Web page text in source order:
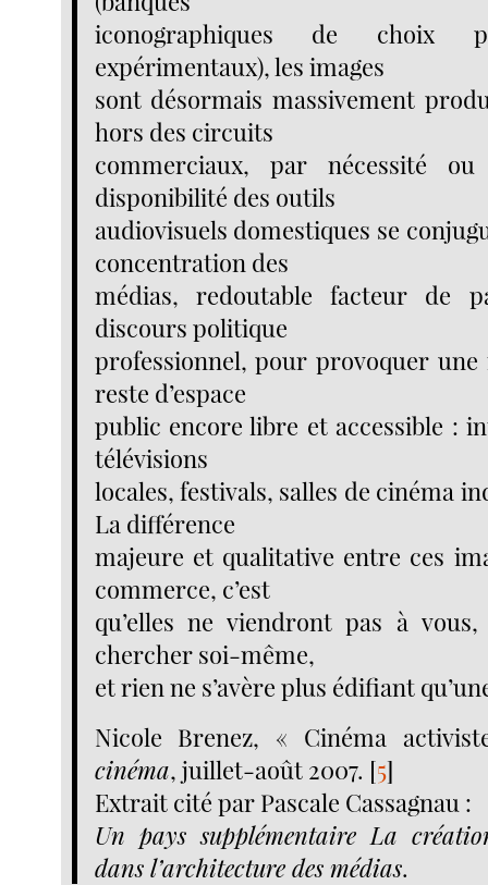
iconographiques de choix
expérimentaux), les images
sont désormais massivement
hors des circuits
commerciaux, par nécessité
disponibilité des outils
audiovisuels domestiques se
concentration des
médias, redoutable facteur de
discours politique
professionnel, pour provoquer
reste d’espace
public encore libre et accessible :
télévisions
locales, festivals, salles de cinéma
La différence
majeure et qualitative entre ces
commerce, c’est
qu’elles ne viendront pas à
chercher soi-même,
et rien ne s’avère plus édifiant
Nicole Brenez, « Cinéma
cinéma, juillet-août 2007. [5]
Extrait cité par Pascale Cassagnau :
Un pays supplémentaire La
dans l’architecture des médias.